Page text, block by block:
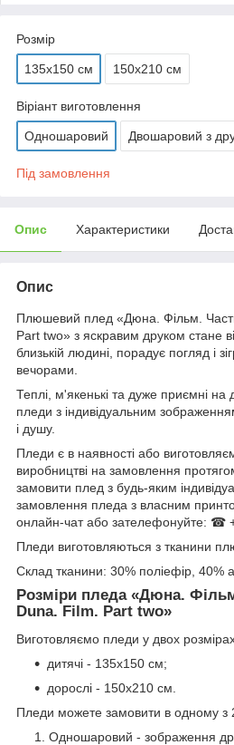
Розмір
135х150 см 150х210 см
Віріант виготовлення
Одношаровий Двошаровий з
Під замовлення
Опис Характеристики
Опис
Плюшевий плед «Дюна. Фільм.
Part two» з яскравим друком стане
близькій людині, порадує погляд і
вечорами.
Теплі, м'якенькі та дуже приємні на
пледи з індивідуальним
і душу.
Пледи є в наявності або
виробництві на замовлення
замовити плед з будь-яким
замовлення пледа з власним
онлайн-чат або зателефонуйте: ☎
Пледи виготовляються з тканини
Склад тканини: 30% поліефір, 40%
Розміри пледа «Дюна.
Duna. Film. Part two»
Виготовляємо пледи у двох
дитячі - 135х150 см;
дорослі - 150х210 см.
Пледи можете замовити в одному з 2
Одношаровий - зображення